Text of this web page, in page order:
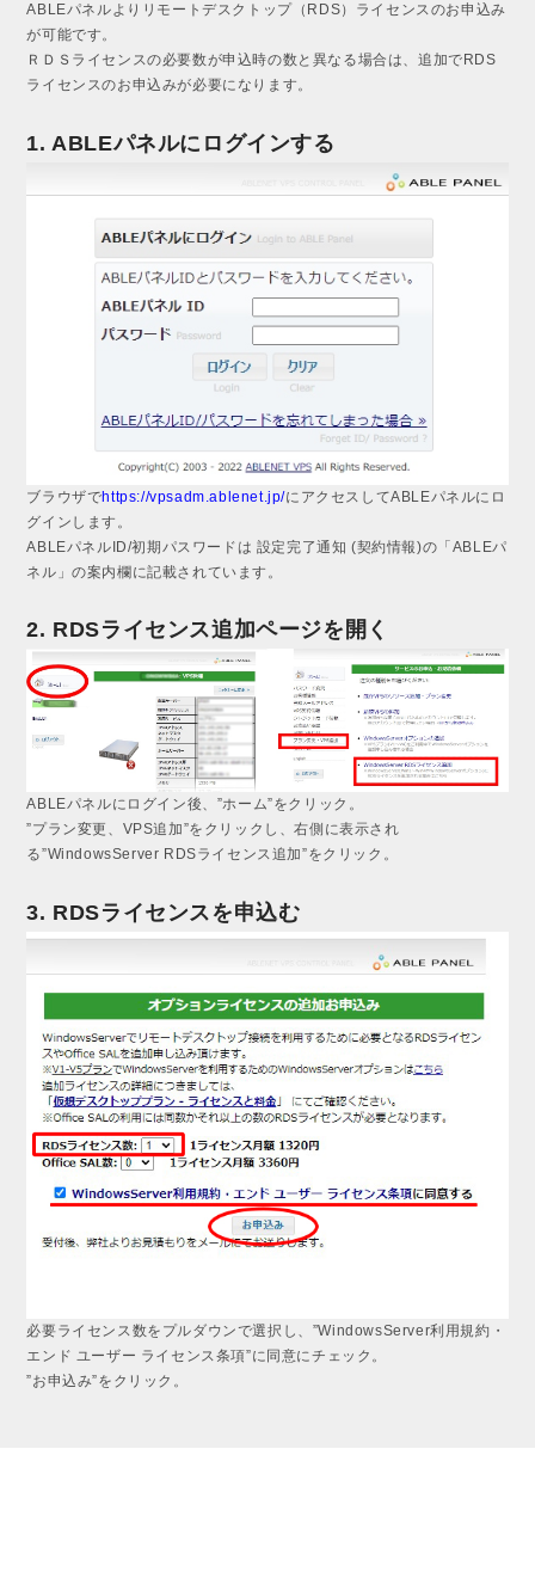
ABLEパネルよりリモートデスクトップ（RDS）ライセンスのお申込み
が可能です。
ＲＤＳライセンスの必要数が申込時の数と異なる場合は、追加でRDS
ライセンスのお申込みが必要になります。
1. ABLEパネルにログインする
ブラウザでhttps://vpsadm.ablenet.jp/にアクセスしてABLEパネルにロ
グインします。
ABLEパネルID/初期パスワードは 設定完了通知 (契約情報)の「ABLEパ
ネル」の案内欄に記載されています。
2. RDSライセンス追加ページを開く
ABLEパネルにログイン後、”ホーム”をクリック。
”プラン変更、VPS追加”をクリックし、右側に表示され
る”WindowsServer RDSライセンス追加”をクリック。
3. RDSライセンスを申込む
必要ライセンス数をプルダウンで選択し、”WindowsServer利用規約・
エンド ユーザー ライセンス条項”に同意にチェック。
”お申込み”をクリック。